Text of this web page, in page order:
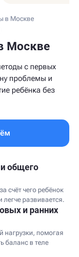
в Москве
Москве
с первых
проблемы и
ребёнка без
общего
счёт чего ребёнок
легче развивается.
и ранних
нагрузки, помогая
баланс в теле